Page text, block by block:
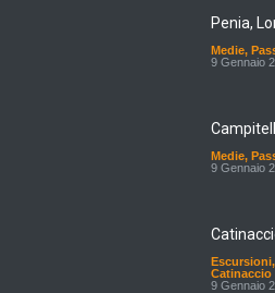
Penia,
Medie,
9 Gennaio
Medie,
9 Gennaio
Escursioni,
Catinaccio
9 Gennaio